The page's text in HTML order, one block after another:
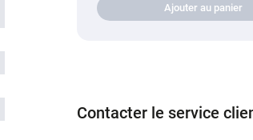
Ajouter au panier
Contacter le service